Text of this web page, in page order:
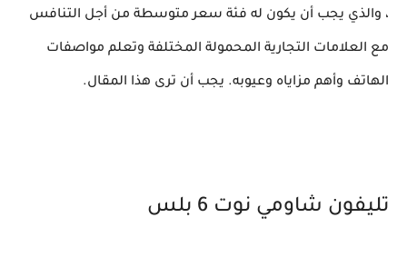
، والذي يجب أن يكون له فئة سعر متوسطة من أجل التنافس
مع العلامات التجارية المحمولة المختلفة وتعلم مواصفات
الهاتف وأهم مزاياه وعيوبه. يجب أن ترى هذا المقال.
تليفون شاومي نوت 6 بلس